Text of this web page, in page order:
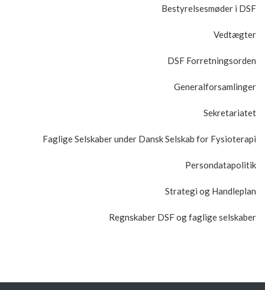
Bestyrelsesmøder i DSF
Vedtægter
DSF Forretningsorden
Generalforsamlinger
Sekretariatet
Faglige Selskaber under Dansk Selskab for Fysioterapi
Persondatapolitik
Strategi og Handleplan
Regnskaber DSF og faglige selskaber